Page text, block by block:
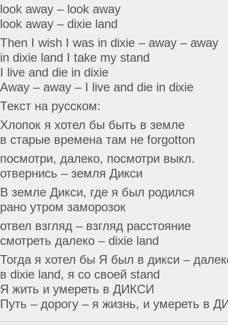
look away – look away
look away – dixie land
Then I wish I was in dixie – away – away
in dixie land I take my stand
I live and die in dixie
Away – away – I live and die in dixie
Текст на русском:
Хлопок я хотел бы быть в земле
в старые времена там не forgotton
посмотри, далеко, посмотри выкл.
отвернись – земля Дикси
В земле Дикси, где я был родился
рано утром заморозок
отвел взгляд – взгляд расстояние
смотреть далеко – dixie land
Тогда я хотел бы Я был в дикси –
в dixie land, я со своей stand
Я жить и умереть в ДИКСИ
Путь – дорогу – я жизнь, и умереть в